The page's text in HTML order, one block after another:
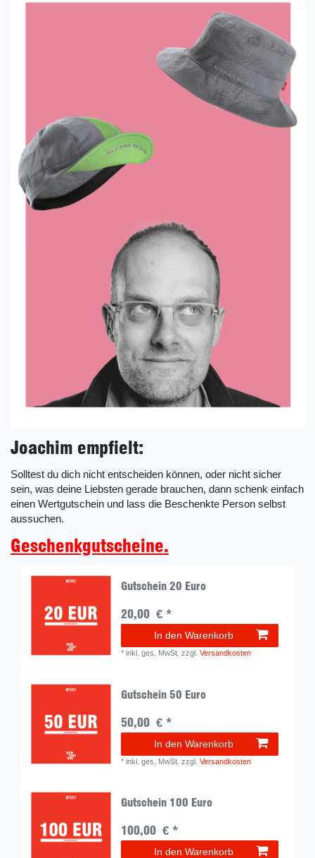
Joachim empfielt:
Solltest du dich nicht entscheiden können, oder nicht sicher
sein, was deine Liebsten gerade brauchen, dann schenk einfach
einen Wertgutschein und lass die Beschenkte Person selbst
aussuchen.
Geschenkgutscheine.
Gutschein 20 Euro
20,00 € *
In den Warenkorb
*inkl. ges. MwSt. zzgl.Versandkosten
Gutschein 50 Euro
50,00 € *
In den Warenkorb
*inkl. ges. MwSt. zzgl.Versandkosten
Gutschein 100 Euro
100,00 € *
In den Warenkorb